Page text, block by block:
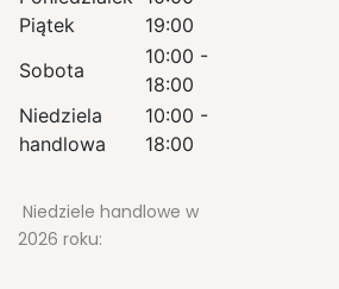
Piątek
19:00
Sobota
10:00 -
18:00
Niedziela
handlowa
10:00 -
18:00
Niedziele handlowe w
2026 roku: